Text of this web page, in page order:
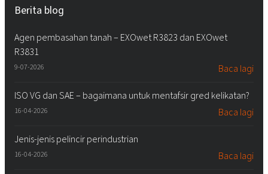
Berita blog
Agen pembasahan tanah – EXOwet R3823 dan EXOwet
R3831
9-07-2026 Baca lagi
ISO VG dan SAE – bagaimana untuk mentafsir gred kelikatan?
16-04-2026 Baca lagi
Jenis-jenis pelincir perindustrian
16-04-2026 Baca lagi